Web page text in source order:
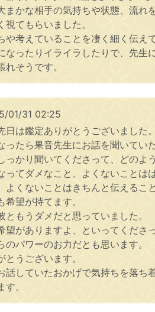
まかな相手の気持ちや状態、流れ
視てもらいました。
や考えていることを凄く細く伝え
なったりイライラしたりで、先生
れそうです。
01/31 02:25
日は鑑定ありがとうございました。
ったら果音先生にお話を聞いてい
っかり聞いてくださって、どのよ
ってダメなこと、よくないことは
よくないことはきちんと伝えること
希望が持てます。
ともうダメだと思っていました。
望がありますよ、といってくださ
のパワーのお力だとも思います。
とうございます。
話していたおかげで気持ちを落ち
。